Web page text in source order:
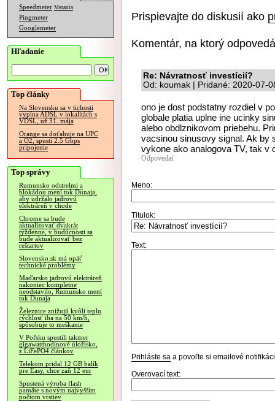
Speedmeter Merania
Pingmeter
Googlemeter
Hľadanie
Top články
Na Slovensku sa v tichosti
vypína ADSL v lokalitách s
VDSL, už 31. mája
Orange sa doťahuje na UPC
a O2, spustí 2.5 Gbps
pripojenie
Top správy
Rumunsko odstrelmi a
blokádou mení tok Dunaja,
aby udržalo jadrovú
elektráreň v chode
Chrome sa bude
aktualizovať dvakrát
týždenne, v budúcnosti sa
bude aktualizovať bez
reštartov
Slovensko.sk má opäť
technické problémy
Maďarsko jadrovú elektráreň
nakoniec kompletne
neodstavilo, Rumunsko mení
tok Dunaja
Železnice znižujú kvôli teplu
rýchlosť iba na 50 km/h,
spôsobuje to meškanie
V Poľsku spustili takmer
gigawatthodinové úložisko,
z LiFePO4 článkov
Telekom pridal 12 GB balík
pre Easy, chce zaň 12 eur
Spustená výroba flash
pamäte s novým najvyšším
počtom vrstiev
Prispievajte do diskusií ako
Komentár, na ktorý
Re: Návratnosť investícií?
Od: koumak | Pridané: 2020-07-
ono je dost podstatny rozdiel v
globale platia uplne ine ucinky
alebo obdlznikovom priebehu.
vacsinou sinusovy signal. Ak by
vykone ako analogova TV, tak v
Odpovedať
Meno:
Titulok:
Text:
Prihláste sa a povoľte si emailové
Overovací text: